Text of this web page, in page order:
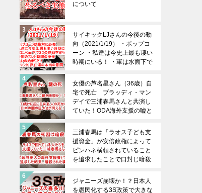
について
サイキックLJさんの今後の動
向（2021/1/19） ・ポップコ
ーン ・私達は今史上最も凄い
時期にいる！ ・軍は水面下で
ズレと時間の操作 ・戦いの始
まりだ！ ・サタン的存在達の
本当の意図 ・すべては上手く
いきます！
女優の芦名星さん（36歳）自
宅で死亡 ブラッディ・マン
デイで三浦春馬さんと共演し
ていた！ODA海外支援の嘘と
三浦春馬は「ラオス子ども支
援資金」が安倍政権によって
ピンハネ横領されていること
を追求したことで口封じ暗殺
にしてはならない！！日本政
府の腐り具合は想像以上であ
ジャニーズ崩壊か！？日本人
を愚民化する3S政策で大きな